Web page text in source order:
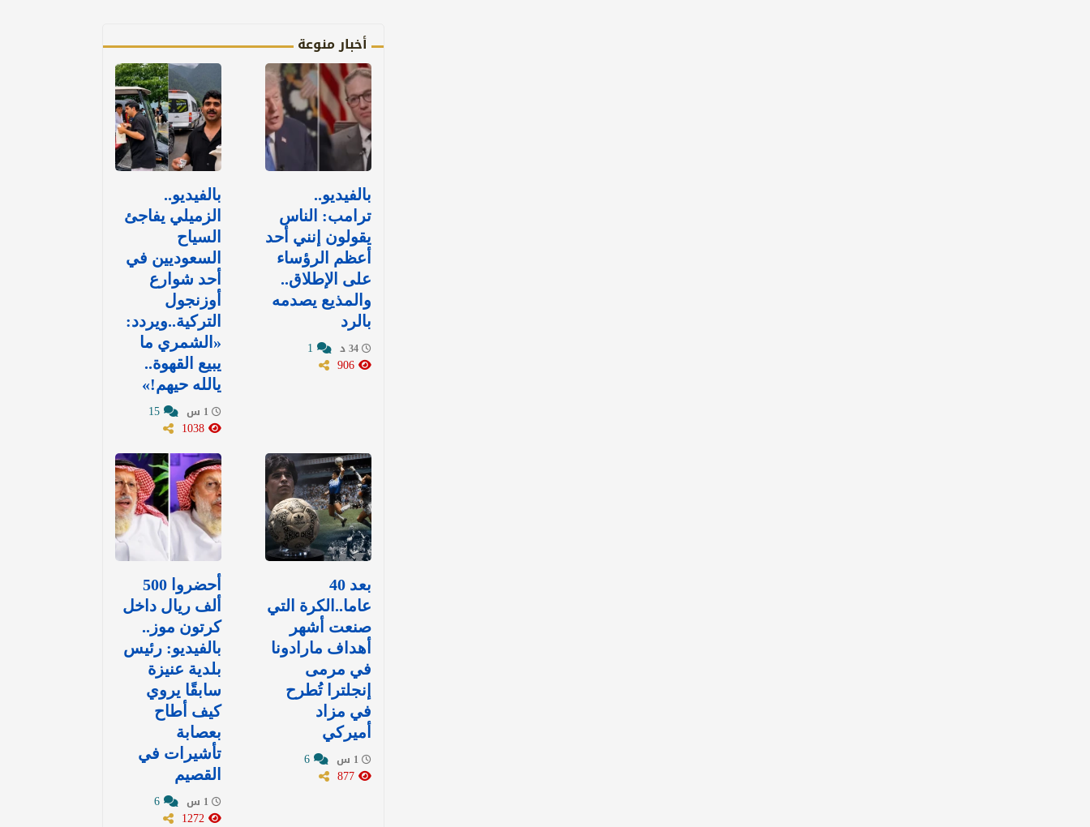
أخبار منوعة
بالفيديو..
ترامب: الناس
يقولون إنني أحد
أعظم الرؤساء
على الإطلاق..
والمذيع يصدمه
بالرد
بالفيديو..
الزميلي يفاجئ
السياح
السعوديين في
أحد شوارع
أوزنجول
التركية..ويردد:
«الشمري ما
يبيع القهوة..
يالله حيهم!»
بعد 40
عاما..الكرة التي
صنعت أشهر
أهداف مارادونا
في مرمى
إنجلترا تُطرح
في مزاد
أميركي
أحضروا 500
ألف ريال داخل
كرتون موز..
بالفيديو: رئيس
بلدية عنيزة
سابقًا يروي
كيف أطاح
بعصابة
تأشيرات في
القصيم